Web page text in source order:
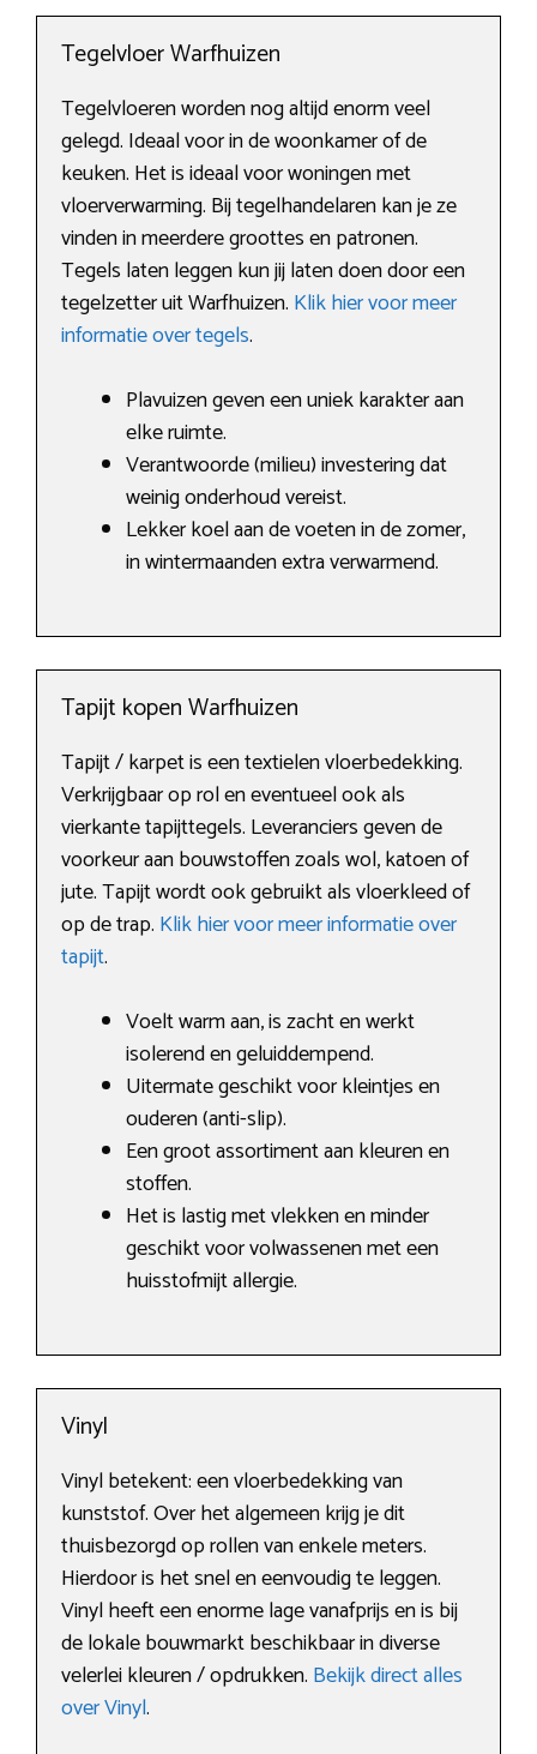
Tegelvloer Warfhuizen
Tegelvloeren worden nog altijd enorm veel
gelegd. Ideaal voor in de woonkamer of de
keuken. Het is ideaal voor woningen met
vloerverwarming. Bij tegelhandelaren kan je ze
vinden in meerdere groottes en patronen.
Tegels laten leggen kun jij laten doen door een
tegelzetter uit Warfhuizen. Klik hier voor meer
informatie over tegels.
Plavuizen geven een uniek karakter aan
elke ruimte.
Verantwoorde (milieu) investering dat
weinig onderhoud vereist.
Lekker koel aan de voeten in de zomer,
in wintermaanden extra verwarmend.
Tapijt kopen Warfhuizen
Tapijt / karpet is een textielen vloerbedekking.
Verkrijgbaar op rol en eventueel ook als
vierkante tapijttegels. Leveranciers geven de
voorkeur aan bouwstoffen zoals wol, katoen of
jute. Tapijt wordt ook gebruikt als vloerkleed of
op de trap. Klik hier voor meer informatie over
tapijt.
Voelt warm aan, is zacht en werkt
isolerend en geluiddempend.
Uitermate geschikt voor kleintjes en
ouderen (anti-slip).
Een groot assortiment aan kleuren en
stoffen.
Het is lastig met vlekken en minder
geschikt voor volwassenen met een
huisstofmijt allergie.
Vinyl
Vinyl betekent: een vloerbedekking van
kunststof. Over het algemeen krijg je dit
thuisbezorgd op rollen van enkele meters.
Hierdoor is het snel en eenvoudig te leggen.
Vinyl heeft een enorme lage vanafprijs en is bij
de lokale bouwmarkt beschikbaar in diverse
velerlei kleuren / opdrukken. Bekijk direct alles
over Vinyl.